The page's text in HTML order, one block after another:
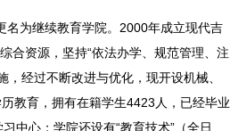
为继续教育学院。2000年成立现代吉
合资源，坚持“依法办学、规范管理、注
经过不断改进与优化，现开设机械、
教育，拥有在籍学生4423人，已经毕业
中心；学院还设有“教育技术”（全日